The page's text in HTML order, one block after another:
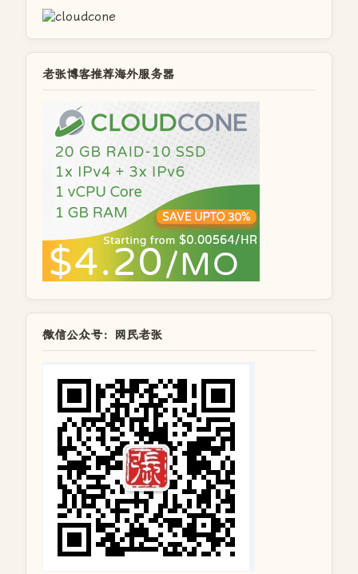
老张博客推荐海外服务器
微信公众号：网民老张